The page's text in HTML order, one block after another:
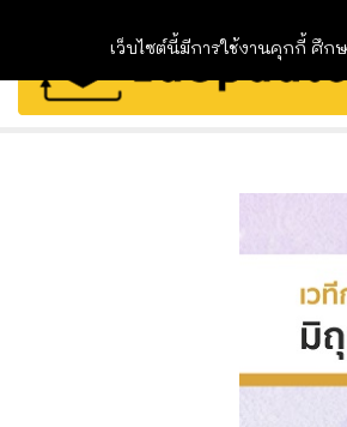
เว็บไซต์นี้มีการใช้งานคุกกี้ ศึกษ